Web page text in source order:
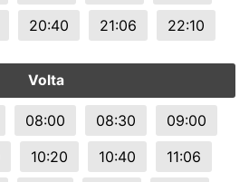
20:40 21:06 22:10
Volta
08:00 08:30
09:00
10:20 10:40
11:06